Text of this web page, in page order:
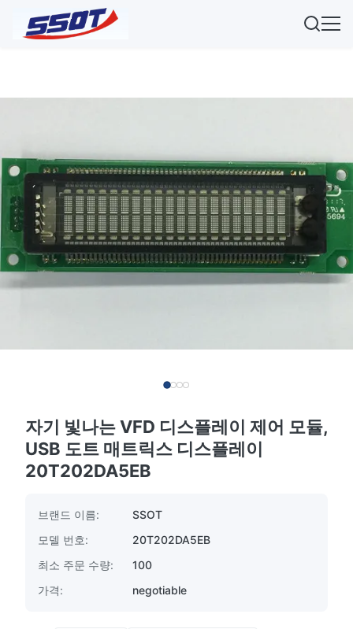
자기 빛나는 VFD 디스플레이 제어 모듈,
USB 도트 매트릭스 디스플레이
20T202DA5EB
브랜드 이름:
SSOT
모델 번호:
20T202DA5EB
최소 주문 수량:
100
가격:
negotiable